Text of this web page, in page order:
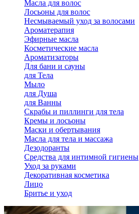
Масла для волос
Лосьоны для волос
Несмываемый уход за волосами
Ароматерапия
Эфирные масла
Косметические масла
Ароматизаторы
Для бани и сауны
для Тела
Мыло
для Душа
для Ванны
Скрабы и пиллинги для тела
Кремы и лосьоны
Маски и обертывания
Масла для тела и массажа
Дезодоранты
Средства для интимной гигиены
Уход за руками
Декоративная косметика
Лицо
Бритье и уход